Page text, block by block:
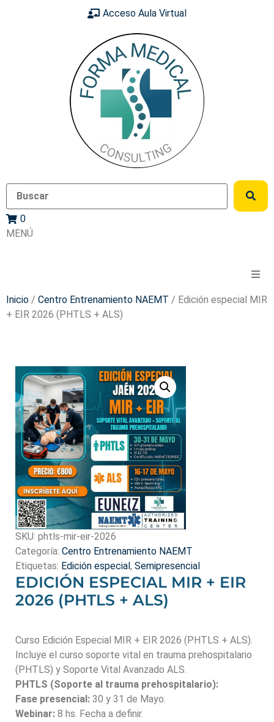
Acceso Aula Virtual
0
MENÚ
Inicio / Centro Entrenamiento NAEMT / Edición especial MIR
+ EIR 2026 (PHTLS + ALS)
SKU: phtls-mir-eir-2026
Categoría: Centro Entrenamiento NAEMT
Etiquetas: Edición especial , Semipresencial
EDICIÓN ESPECIAL MIR + EIR
2026 (PHTLS + ALS)
Curso Edición Especial MIR + EIR 2026 (PHTLS + ALS).
Incluye el curso soporte vital en trauma prehospitalario
(PHTLS) y Soporte Vital Avanzado ALS.
PHTLS (Soporte al trauma prehospitalario):
Fase presencial: 30 y 31 de Mayo.
Webinar: 8 hs. Fecha a definir.